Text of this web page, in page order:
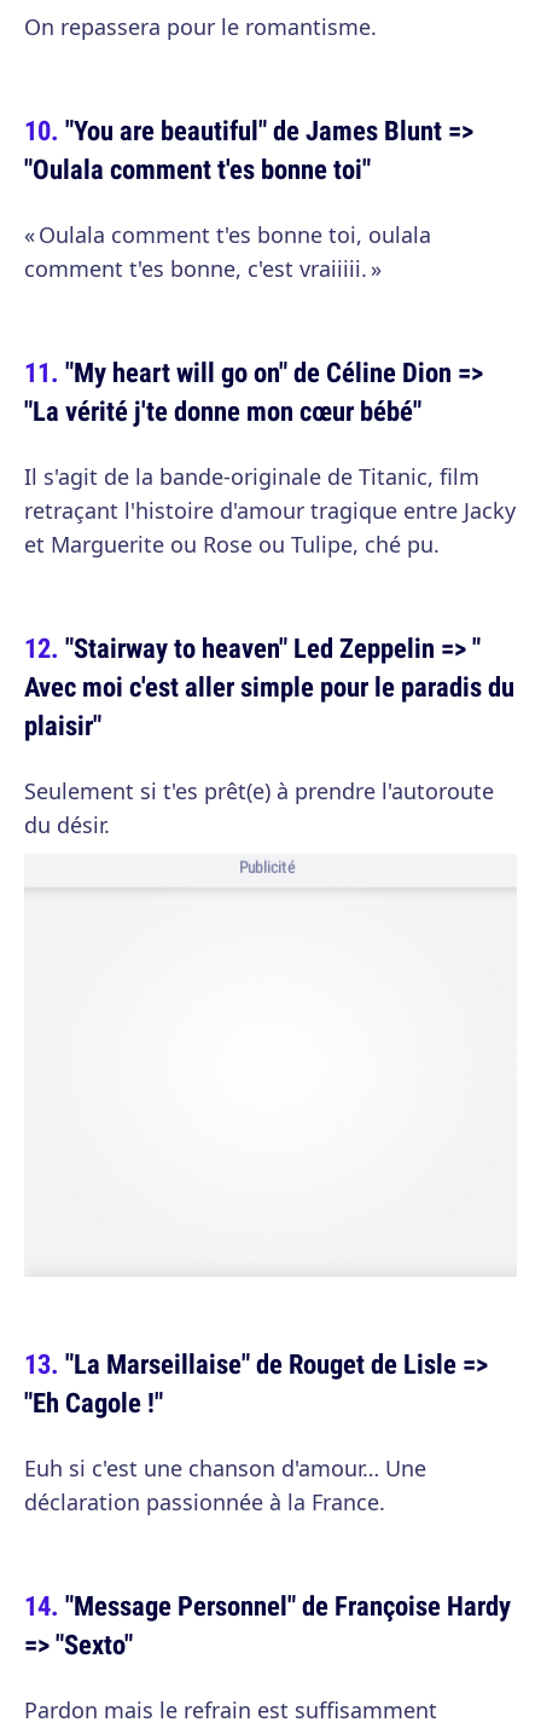
On repassera pour le romantisme.
"You are beautiful" de James Blunt =>
"Oulala comment t'es bonne toi"
« Oulala comment t'es bonne toi, oulala
comment t'es bonne, c'est vraiiiii. »
"My heart will go on" de Céline Dion =>
"La vérité j'te donne mon cœur bébé"
Il s'agit de la bande-originale de Titanic, film
retraçant l'histoire d'amour tragique entre Jacky
et Marguerite ou Rose ou Tulipe, ché pu.
"Stairway to heaven" Led Zeppelin => "
Avec moi c'est aller simple pour le paradis du
plaisir"
Seulement si t'es prêt(e) à prendre l'autoroute
du désir.
Publicité
"La Marseillaise" de Rouget de Lisle =>
"Eh Cagole !"
Euh si c'est une chanson d'amour… Une
déclaration passionnée à la France.
"Message Personnel" de Françoise Hardy
=> "Sexto"
Pardon mais le refrain est suffisamment